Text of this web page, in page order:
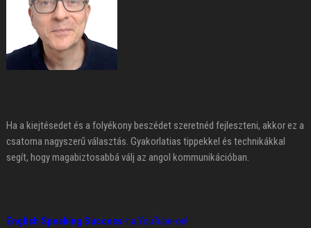
Ha a kiejtésedet és a folyékony beszédet szeretnéd fejleszteni, akkor ez a
csatorna nagyszerű választás. Gyakorlatias tippekkel és technikákkal
segít, hogy magabiztosabbá válj az angol kommunikációban.
English Speaking Success-t a YouTube-on!